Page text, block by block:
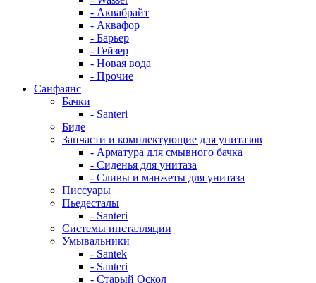
- Аквабрайт
- Аквафор
- Барьер
- Гейзер
- Новая вода
- Прочие
Санфаянс
Бачки
- Santeri
Биде
Запчасти и комплектующие для унитазов
- Арматура для смывного бачка
- Сиденья для унитаза
- Сливы и манжеты для унитаза
Писсуары
Пьедесталы
- Santeri
Системы инсталляции
Умывальники
- Santek
- Santeri
- Старый Оскол